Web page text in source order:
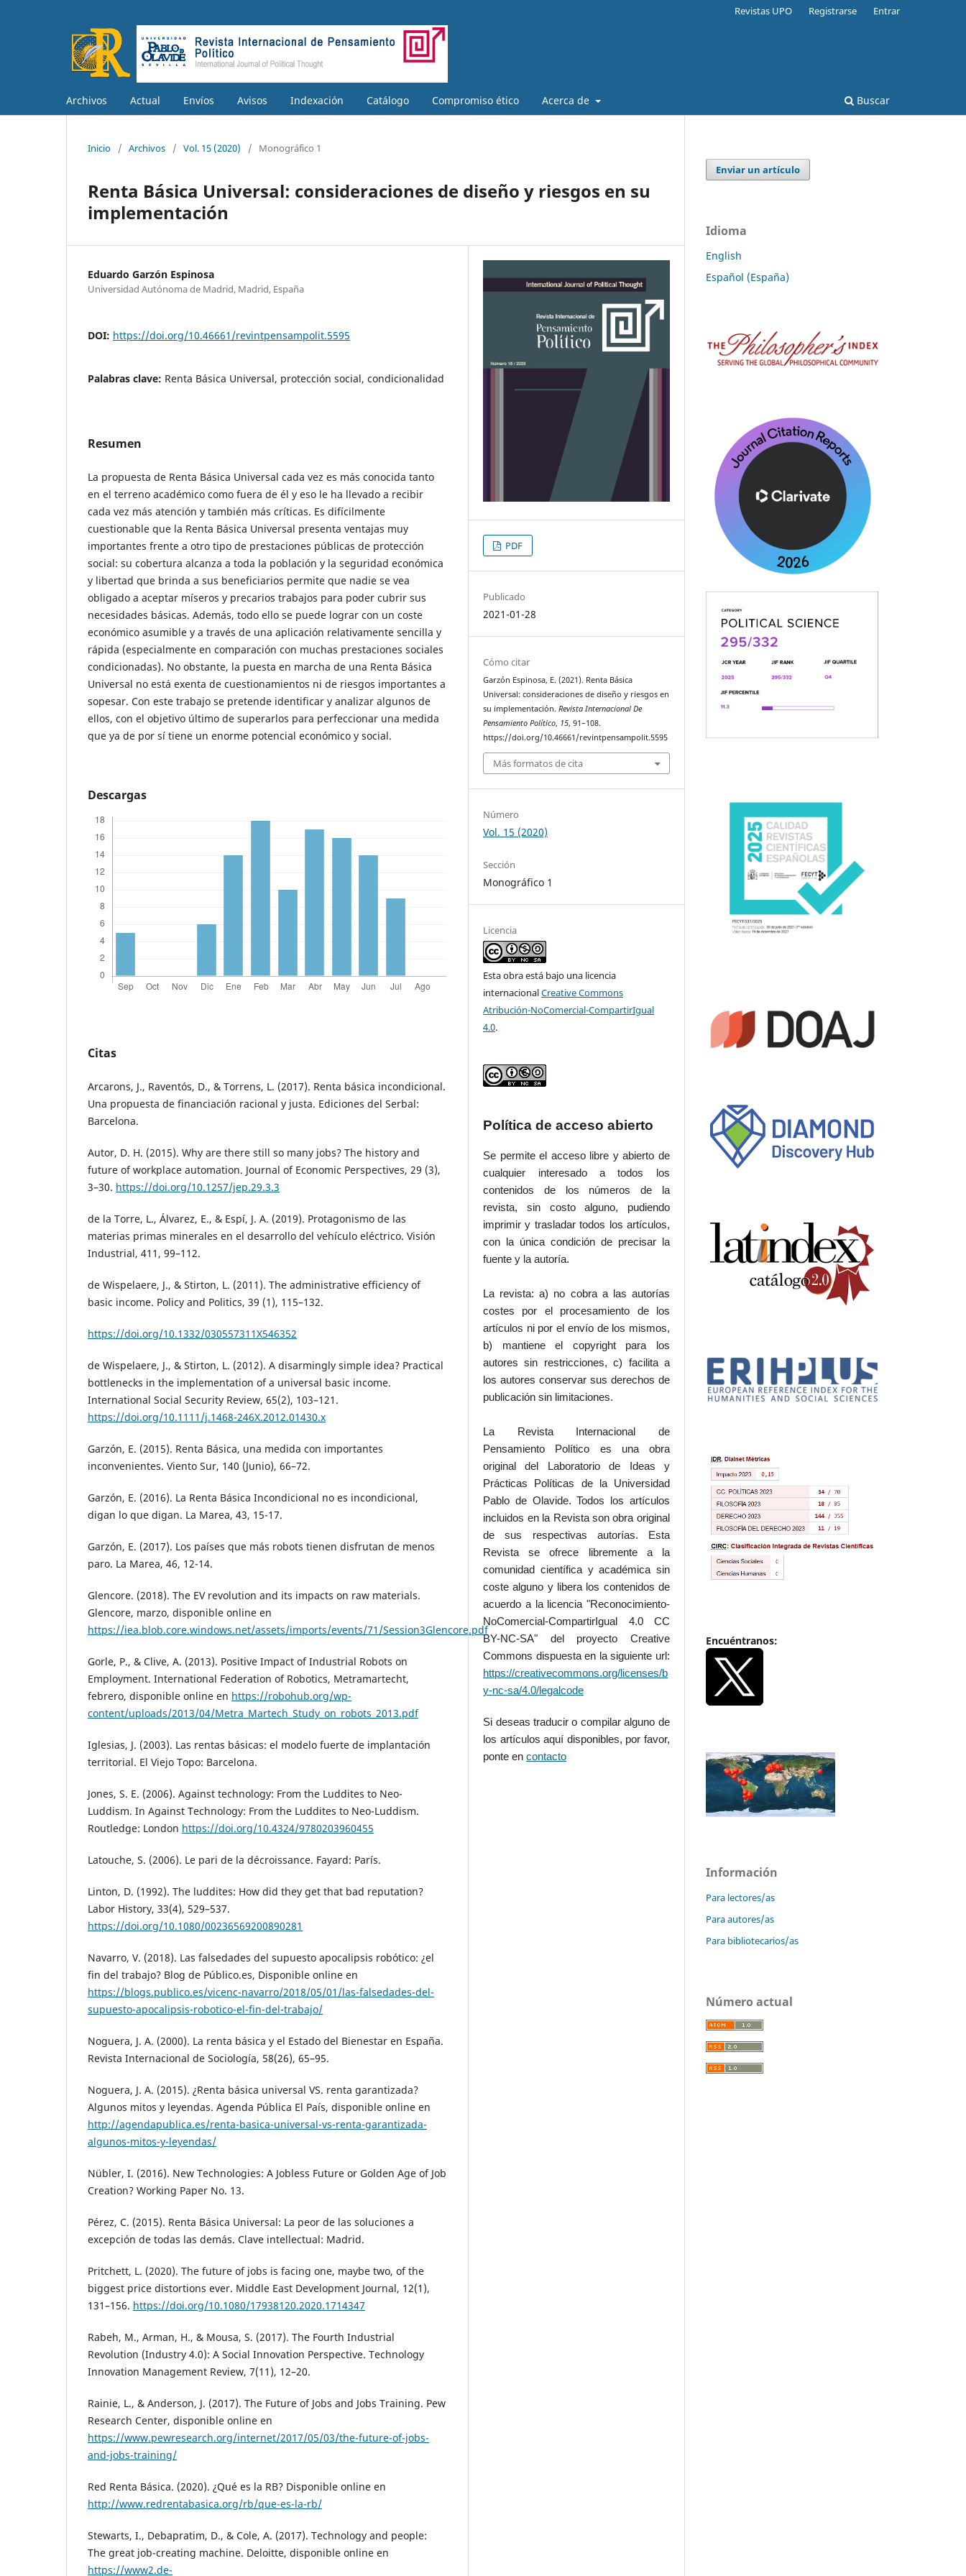
Archivos Actual Envíos Avisos Indexación Catálogo Compromiso ético Acerca de Buscar
Revistas UPO Registrarse Entrar
Inicio / Archivos / Vol. 15 (2020) / Monográfico 1
Renta Básica Universal: consideraciones de diseño y riesgos en su
implementación
Eduardo Garzón Espinosa
Universidad Autónoma de Madrid, Madrid, España
DOI: https://doi.org/10.46661/revintpensampolit.5595
Palabras clave: Renta Básica Universal, protección social, condicionalidad
Resumen
La propuesta de Renta Básica Universal cada vez es más conocida tanto
en el terreno académico como fuera de él y eso le ha llevado a recibir
cada vez más atención y también más críticas. Es difícilmente
cuestionable que la Renta Básica Universal presenta ventajas muy
importantes frente a otro tipo de prestaciones públicas de protección
social: su cobertura alcanza a toda la población y la seguridad económica
y libertad que brinda a sus beneficiarios permite que nadie se vea
obligado a aceptar míseros y precarios trabajos para poder cubrir sus
necesidades básicas. Además, todo ello se puede lograr con un coste
económico asumible y a través de una aplicación relativamente sencilla y
rápida (especialmente en comparación con muchas prestaciones sociales
condicionadas). No obstante, la puesta en marcha de una Renta Básica
Universal no está exenta de cuestionamientos ni de riesgos importantes a
sopesar. Con este trabajo se pretende identificar y analizar algunos de
ellos, con el objetivo último de superarlos para perfeccionar una medida
que ya de por sí tiene un enorme potencial económico y social.
Descargas
Citas
Arcarons, J., Raventós, D., & Torrens, L. (2017). Renta básica incondicional.
Una propuesta de financiación racional y justa. Ediciones del Serbal:
Barcelona.
Autor, D. H. (2015). Why are there still so many jobs? The history and
future of workplace automation. Journal of Economic Perspectives, 29 (3),
3–30. https://doi.org/10.1257/jep.29.3.3
de la Torre, L., Álvarez, E., & Espí, J. A. (2019). Protagonismo de las
materias primas minerales en el desarrollo del vehículo eléctrico. Visión
Industrial, 411, 99–112.
de Wispelaere, J., & Stirton, L. (2011). The administrative efficiency of
basic income. Policy and Politics, 39 (1), 115–132.
https://doi.org/10.1332/030557311X546352
de Wispelaere, J., & Stirton, L. (2012). A disarmingly simple idea? Practical
bottlenecks in the implementation of a universal basic income.
International Social Security Review, 65(2), 103–121.
https://doi.org/10.1111/j.1468-246X.2012.01430.x
Garzón, E. (2015). Renta Básica, una medida con importantes
inconvenientes. Viento Sur, 140 (Junio), 66–72.
Garzón, E. (2016). La Renta Básica Incondicional no es incondicional,
digan lo que digan. La Marea, 43, 15-17.
Garzón, E. (2017). Los países que más robots tienen disfrutan de menos
paro. La Marea, 46, 12-14.
Glencore. (2018). The EV revolution and its impacts on raw materials.
Glencore, marzo, disponible online en
https://iea.blob.core.windows.net/assets/imports/events/71/Session3Glencore.pdf
Gorle, P., & Clive, A. (2013). Positive Impact of Industrial Robots on
Employment. International Federation of Robotics, Metramartecht,
febrero, disponible online en https://robohub.org/wp-
content/uploads/2013/04/Metra_Martech_Study_on_robots_2013.pdf
Iglesias, J. (2003). Las rentas básicas: el modelo fuerte de implantación
territorial. El Viejo Topo: Barcelona.
Jones, S. E. (2006). Against technology: From the Luddites to Neo-
Luddism. In Against Technology: From the Luddites to Neo-Luddism.
Routledge: London https://doi.org/10.4324/9780203960455
Latouche, S. (2006). Le pari de la décroissance. Fayard: París.
Linton, D. (1992). The luddites: How did they get that bad reputation?
Labor History, 33(4), 529–537.
https://doi.org/10.1080/00236569200890281
Navarro, V. (2018). Las falsedades del supuesto apocalipsis robótico: ¿el
fin del trabajo? Blog de Público.es, Disponible online en
https://blogs.publico.es/vicenc-navarro/2018/05/01/las-falsedades-del-
supuesto-apocalipsis-robotico-el-fin-del-trabajo/
Noguera, J. A. (2000). La renta básica y el Estado del Bienestar en España.
Revista Internacional de Sociología, 58(26), 65–95.
Noguera, J. A. (2015). ¿Renta básica universal VS. renta garantizada?
Algunos mitos y leyendas. Agenda Pública El País, disponible online en
http://agendapublica.es/renta-basica-universal-vs-renta-garantizada-
algunos-mitos-y-leyendas/
Nübler, I. (2016). New Technologies: A Jobless Future or Golden Age of Job
Creation? Working Paper No. 13.
Pérez, C. (2015). Renta Básica Universal: La peor de las soluciones a
excepción de todas las demás. Clave intellectual: Madrid.
Pritchett, L. (2020). The future of jobs is facing one, maybe two, of the
biggest price distortions ever. Middle East Development Journal, 12(1),
131–156. https://doi.org/10.1080/17938120.2020.1714347
Rabeh, M., Arman, H., & Mousa, S. (2017). The Fourth Industrial
Revolution (Industry 4.0): A Social Innovation Perspective. Technology
Innovation Management Review, 7(11), 12–20.
Rainie, L., & Anderson, J. (2017). The Future of Jobs and Jobs Training. Pew
Research Center, disponible online en
https://www.pewresearch.org/internet/2017/05/03/the-future-of-jobs-
and-jobs-training/
Red Renta Básica. (2020). ¿Qué es la RB? Disponible online en
http://www.redrentabasica.org/rb/que-es-la-rb/
Stewarts, I., Debapratim, D., & Cole, A. (2017). Technology and people:
The great job-creating machine. Deloitte, disponible online en
https://www2.de-
PDF
Publicado
2021-01-28
Cómo citar
Garzón Espinosa, E. (2021). Renta Básica
Universal: consideraciones de diseño y riesgos en
su implementación.Revista Internacional De
Pensamiento Político, 15, 91–108.
https://doi.org/10.46661/revintpensampolit.5595
Más formatos de cita
Número
Vol. 15 (2020)
Sección
Monográfico 1
Licencia
Esta obra está bajo una licencia
internacionalCreative Commons
Atribución-NoComercial-CompartirIgual
4.0.
Política de acceso abierto
Se permite el acceso libre y abierto de
cualquier interesado a todos los
contenidos de los números de la
revista, sin costo alguno, pudiendo
imprimir y trasladar todos los artículos,
con la única condición de precisar la
fuente y la autoría.
La revista: a) no cobra a las autorías
costes por el procesamiento de los
artículos ni por el envío de los mismos,
b) mantiene el copyright para los
autores sin restricciones, c) facilita a
los autores conservar sus derechos de
publicación sin limitaciones.
La Revista Internacional de
Pensamiento Político es una obra
original del Laboratorio de Ideas y
Prácticas Políticas de la Universidad
Pablo de Olavide. Todos los artículos
incluidos en la Revista son obra original
de sus respectivas autorías. Esta
Revista se ofrece libremente a la
comunidad científica y académica sin
coste alguno y libera los contenidos de
acuerdo a la licencia "Reconocimiento-
NoComercial-CompartirIgual 4.0 CC
BY-NC-SA" del proyecto Creative
Commons dispuesta en la siguiente url:
https://creativecommons.org/licenses/b
y-nc-sa/4.0/legalcode
Si deseas traducir o compilar alguno de
los artículos aquí disponibles, por favor,
ponte encontacto
Enviar un artículo
Idioma
English
Español (España)
Encuéntranos:
Información
Para lectores/as
Para autores/as
Para bibliotecarios/as
Número actual